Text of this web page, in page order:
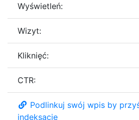
Wyświetleń:
Wizyt:
Kliknięć:
CTR:
Podlinkuj swój wpis by
indeksację